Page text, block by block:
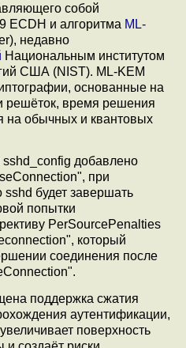
собой
ECDH и алгоритма ML-
недавно
Национальным институтом
США (NIST). ML-KEM
основанные на
решёток, время решения
на обычных и квантовых
добавлено
при
sshd будет завершать
попытки
PerSourcePenalties
который
соединения после
поддержка сжатия
аутентификации,
поверхность